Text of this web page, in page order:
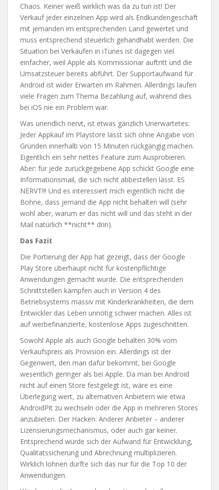
Chaos. Keiner weiß wirklich was da zu tun ist! Der
Verkauf jeder einzelnen App wird als Endkundengeschäft
mit jemanden im entsprechenden Land gewertet und
muss entsprechend steuerlich gehandhabt werden. Die
Situation bei Verkäufen in iTunes ist dagegen viel
einfacher, weil Apple als Kommissionar auftritt und die
Umsatzsteuer bereits abführt. Der Supportaufwand für
Android ist wider Erwarten im Rahmen. Allerdings laufen
viele Fragen zum Thema Bezahlung auf, während dies
bei iOS nie ein Problem war.
Was unendlich nervt, ist etwas gänzlich Unerwartetes:
Jeder Appkauf im Playstore lässt sich ohne Angabe von
Gründen innerhalb von 15 Minuten rückgängig machen.
Eigentlich ein sehr nettes Feature zum Ausprobieren.
Aber: für jede zurückgegebene App schickt Google eine
Informationsmail, die sich nicht abbestellen lässt. ES
NERVT!!! Und es interessiert mich eigentlich nicht die
Bohne, dass jemand die App nicht behalten will (sehr
wohl aber, warum er das nicht will und das steht in der
Mail natürlich **nicht** drin).
Das Fazit
Die Portierung der App hat gezeigt, dass der Google
Play Store überhaupt nicht für kostenpflichtige
Anwendungen gemacht wurde. Die entsprechenden
Schnittstellen kämpfen auch in Version 4 des
Betriebsystems massiv mit Kinderkrankheiten, die dem
Entwickler das Leben unnötig schwer machen. Alles ist
auf werbefinanzierte, kostenlose Apps zugeschnitten.
Sowohl Apple als auch Google behalten 30% vom
Verkaufspreis als Provision ein. Allerdings ist der
Gegenwert, den man dafür bekommt, bei Google
wesentlich geringer als bei Apple. Da man bei Android
nicht auf einen Store festgelegt ist, wäre es eine
Überlegung wert, zu alternativen Anbietern wie etwa
AndroidPit zu wechseln oder die App in mehreren Stores
anzubieten. Der Hacken: Anderer Anbieter – anderer
Lizensierungsmechanismus, oder auch gar keiner.
Entsprechend würde sich der Aufwand für Entwicklung,
Qualitätssicherung und Abrechnung multiplizieren.
Wirklich lohnen dürfte sich das nur für die Top 10 der
Anwendungen.